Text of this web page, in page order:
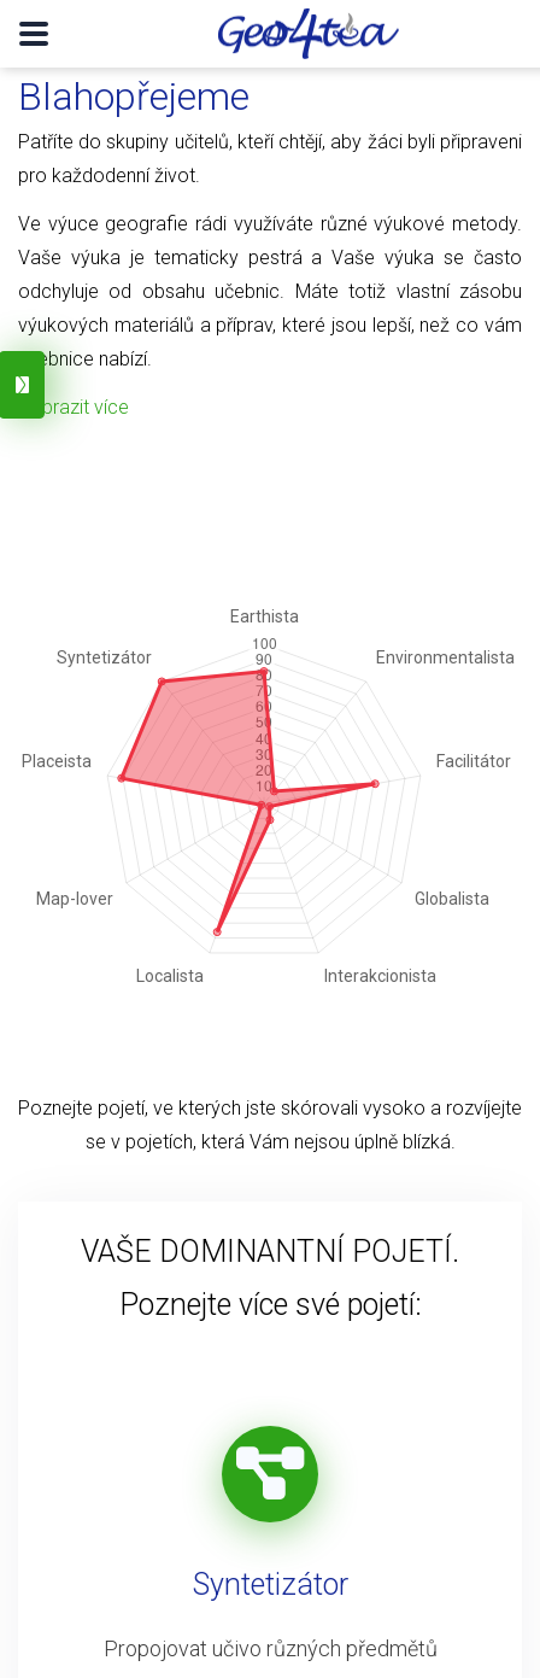
Blahopřejeme
Patříte do skupiny učitelů, kteří chtějí, aby žáci byli připraveni
pro každodenní život.
Ve výuce geografie rádi využíváte různé výukové metody.
Vaše výuka je tematicky pestrá a Vaše výuka se často
odchyluje od obsahu učebnic. Máte totiž vlastní zásobu
výukových materiálů a příprav, které jsou lepší, než co vám
učebnice nabízí.
Zobrazit více
Poznejte pojetí, ve kterých jste skórovali vysoko a rozvíjejte
se v pojetích, která Vám nejsou úplně blízká.
VAŠE DOMINANTNÍ POJETÍ.
Poznejte více své pojetí:
Syntetizátor
Propojovat učivo různých předmětů